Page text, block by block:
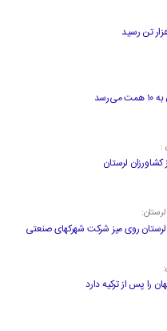
:
روی میز شرکت شهرکهای صنعتی
را پس از ترکیه دارد